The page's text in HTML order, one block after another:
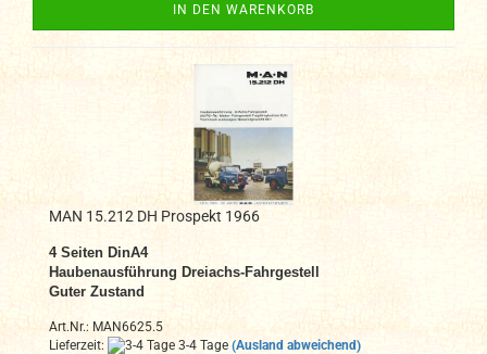
IN DEN WARENKORB
MAN 15.212 DH Prospekt 1966
4 Seiten DinA4
Haubenausführung Dreiachs-Fahrgestell
Guter Zustand
Art.Nr.: MAN6625.5
Lieferzeit:
3-4 Tage (Ausland abweichend)